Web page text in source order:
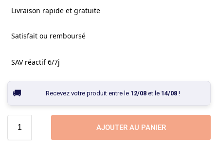
Livraison rapide et gratuite
Satisfait ou remboursé
SAV réactif 6/7j
Recevez votre produit entre le 12/08et le 14/08!
AJOUTER AU PANIER